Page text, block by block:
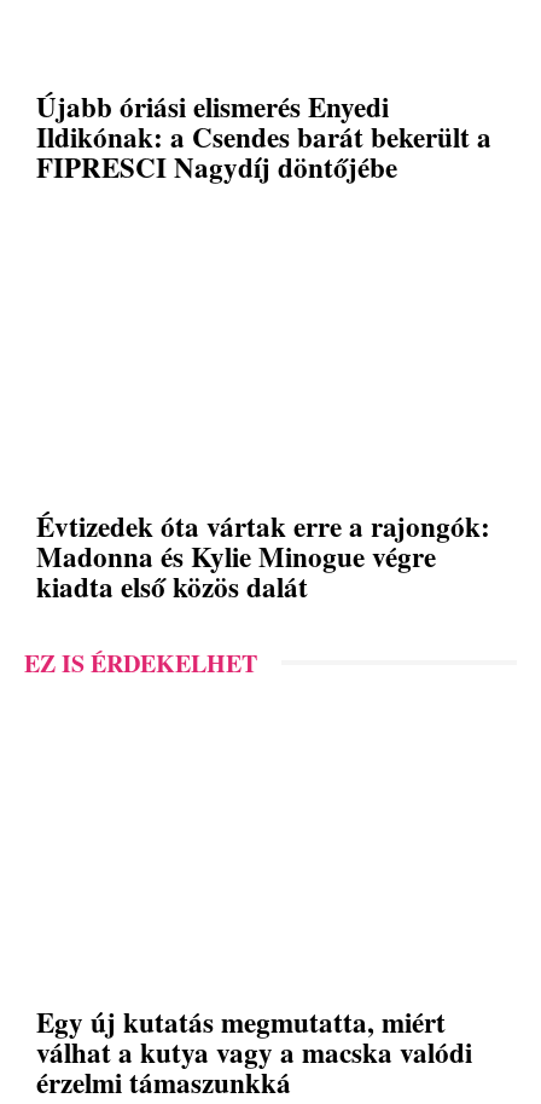
Újabb óriási elismerés Enyedi
Ildikónak: a Csendes barát bekerült a
FIPRESCI Nagydíj döntőjébe
Évtizedek óta vártak erre a rajongók:
Madonna és Kylie Minogue végre
kiadta első közös dalát
EZ IS ÉRDEKELHET
Egy új kutatás megmutatta, miért
válhat a kutya vagy a macska valódi
érzelmi támaszunkká